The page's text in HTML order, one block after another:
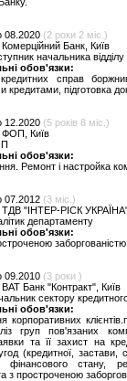
08.2020 (2 роки 2 міс.)
Комерційний Банк, Київ
начальника відділу
обов'язки:
справ
підготовка
12.2020 (5 років 8 міс.)
ФОП, Київ
обов'язки:
Ремонт і настройка
07.2012 (3 міс.)
ТДВ "ІНТЕР-РІСК
департаменту
обов'язки:
09.2010 (3 роки )
ВАТ Банк "Контракт", Київ
сектору кредитного
обов'язки:
корпоративних
груп пов'язаних
та її захист на
(кредитної, застави,
фінансового стану,
з простроченою